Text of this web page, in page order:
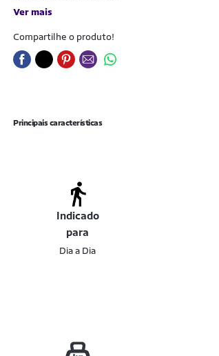
Ver mais
Compartilhe o produto!
Principais características
Indicado
para
Dia a Dia